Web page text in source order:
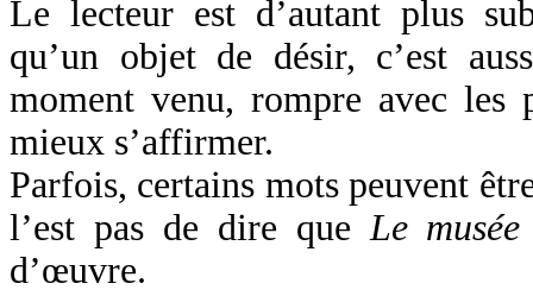
Le lecteur est d’autant plus
qu’un objet de désir, c’est
moment venu, rompre avec les
mieux s’affirmer.
Parfois, certains mots peuvent
l’est pas de dire que Le
d’œuvre.